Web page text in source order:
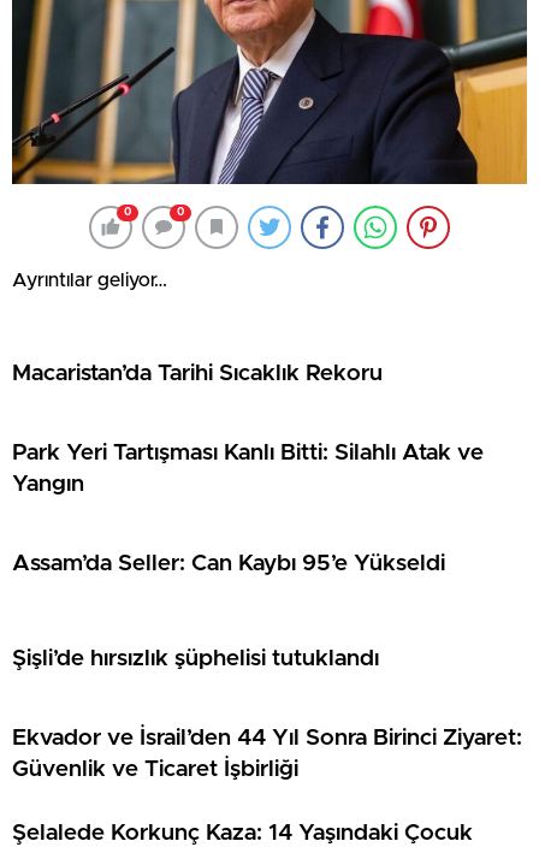
0 0
Ayrıntılar geliyor…
Macaristan’da Tarihi Sıcaklık Rekoru
Park Yeri Tartışması Kanlı Bitti: Silahlı Atak ve
Yangın
Assam’da Seller: Can Kaybı 95’e Yükseldi
Şişli’de hırsızlık şüphelisi tutuklandı
Ekvador ve İsrail’den 44 Yıl Sonra Birinci Ziyaret:
Güvenlik ve Ticaret İşbirliği
Şelalede Korkunç Kaza: 14 Yaşındaki Çocuk